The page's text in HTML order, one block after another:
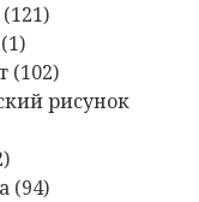
(102)
рисунок
(94)